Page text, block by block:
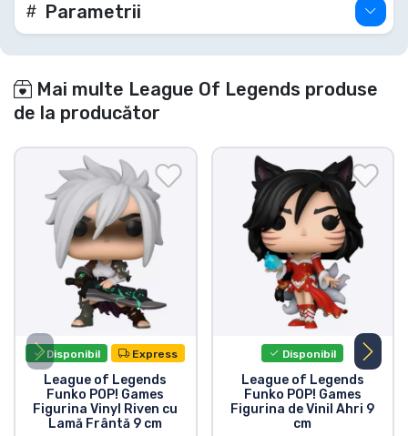
Parametrii
Mai multe League Of Legends produse
de la producător
Disponibil Express
League of Legends
Funko POP! Games
Figurina Vinyl Riven cu
Lamă Frântă 9 cm
Disponibil
League of Legends
Funko POP! Games
Figurina de Vinil Ahri 9
cm